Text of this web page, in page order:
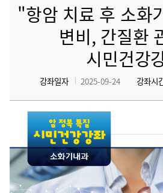
"항암 치료 후 소화
변비, 간질환
시민건강
강좌일자 2025-09-24 강좌시